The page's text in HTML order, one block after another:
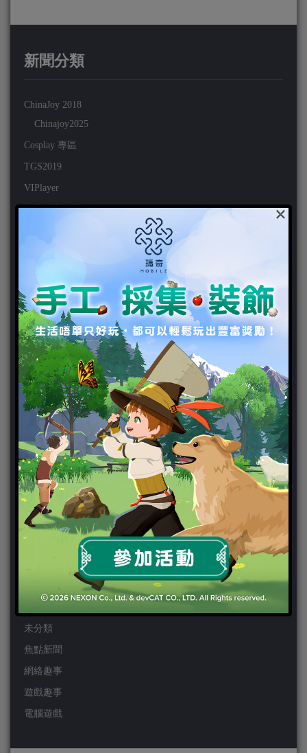
新聞分類
ChinaJoy 2018
Chinajoy2025
Cosplay 專區
TGS2019
VIPlayer
天堂2:革命 專區
官方虛寶
家用遊戲
3DS
PC
PS VITA
PS3
PS4
PSP
Wii
Wiiu
XBOX ONE
XBOX360
未分類
焦點新聞
網絡趣事
遊戲趣事
電腦遊戲
×